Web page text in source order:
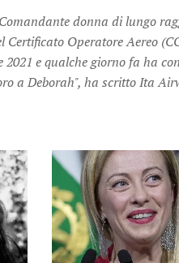
donna di lungo
Operatore Aereo
e qualche giorno fa ha
a Deborah", ha scritto Ita